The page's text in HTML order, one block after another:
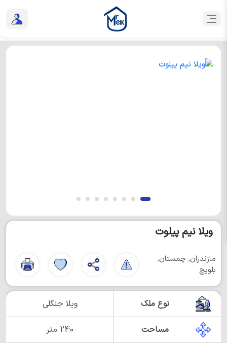
ویلا نیم پیلوت
مازندران, چمستان,
بلویچ
نوع ملک ویلا جنگلی
مساحت 240 متر